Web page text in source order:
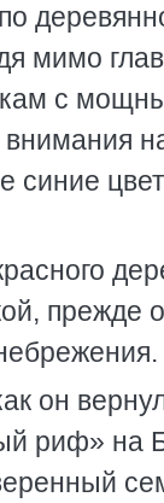
мимо
с
синие
прежде
он
риф» на